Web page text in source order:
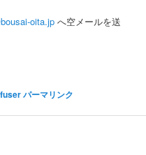
oita.jp へ空メールを送
パーマリンク